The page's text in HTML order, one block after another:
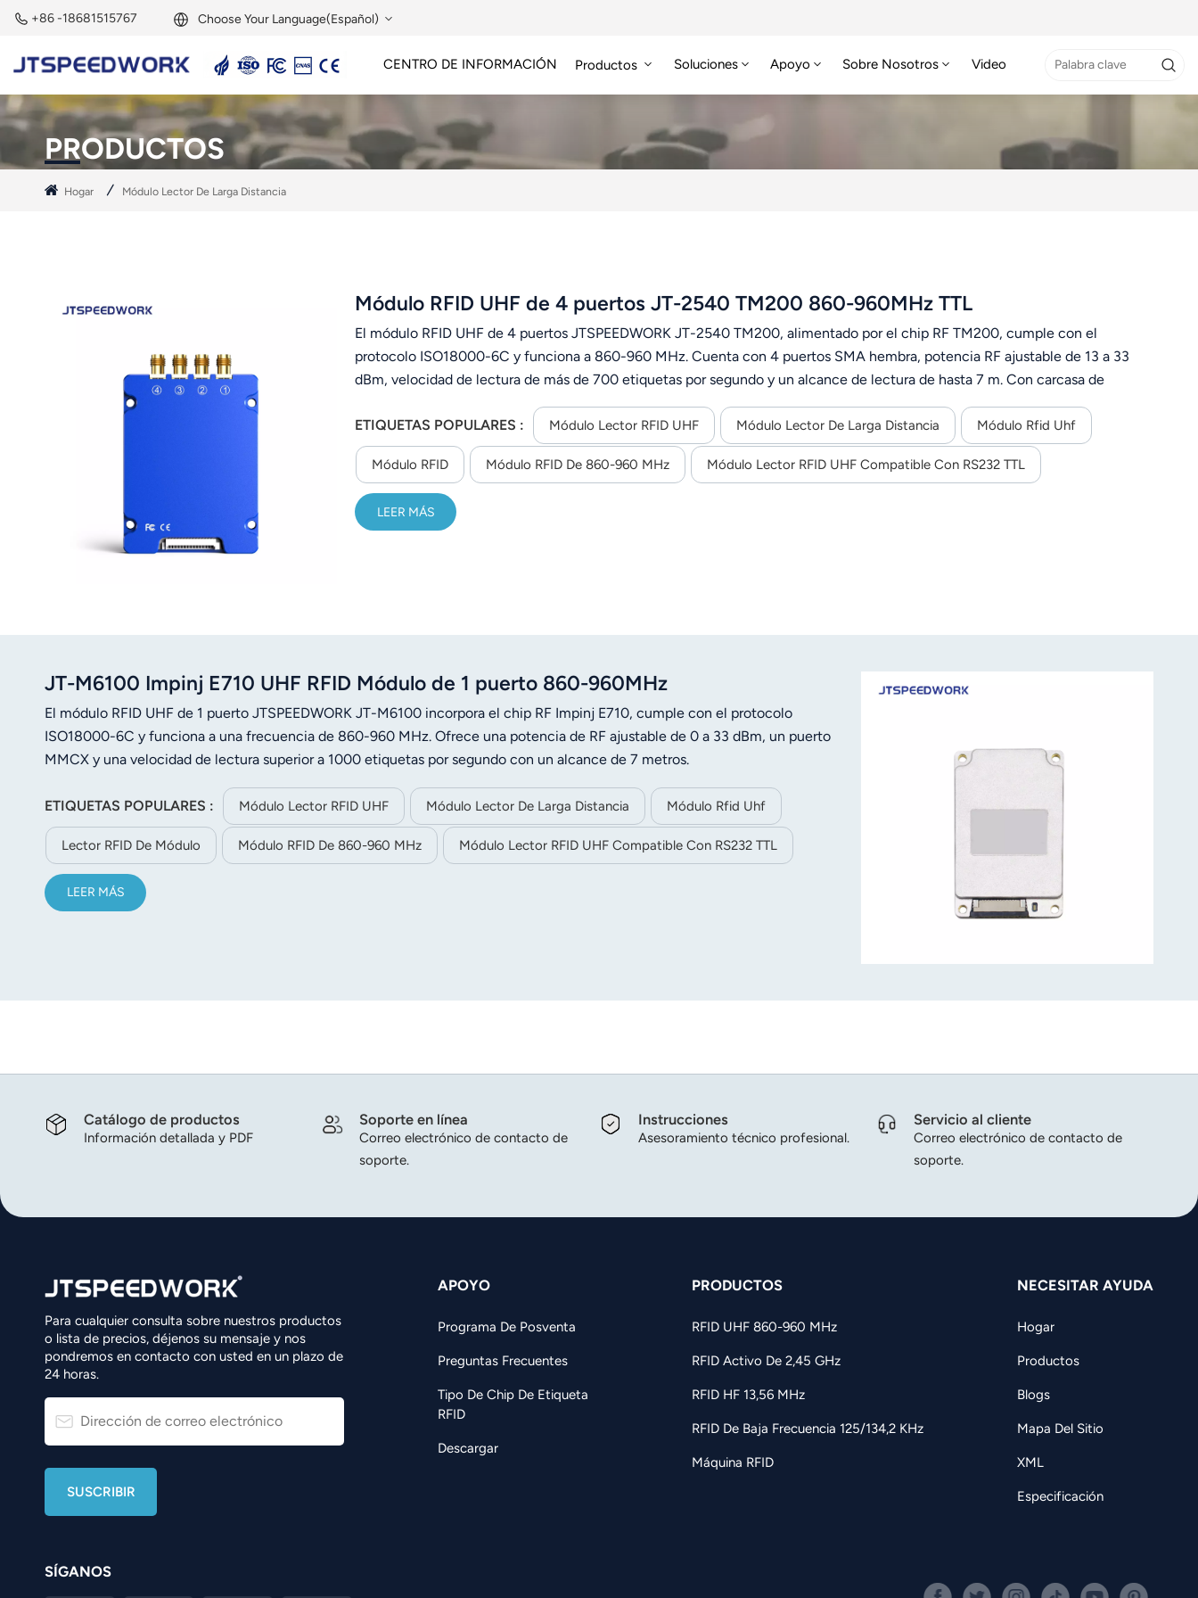
+86 -18681515767 Choose Your Language(Español)
English
Français
Deutsch
แบบไทย
Tiếng Việt
norsk
CENTRO DE INFORMACIÓN Productos Soluciones Apoyo Sobre Nosotros Video
PRODUCTOS
Hogar Módulo Lector De Larga Distancia
Módulo RFID UHF de 4 puertos JT-2540 TM200 860-960MHz TTL
El módulo RFID UHF de 4 puertos JTSPEEDWORK JT-2540 TM200, alimentado por el chip RF TM200, cumple con el
protocolo ISO18000-6C y funciona a 860-960 MHz. Cuenta con 4 puertos SMA hembra, potencia RF ajustable de 13 a 33
dBm, velocidad de lectura de más de 700 etiquetas por segundo y un alcance de lectura de hasta 7 m. Con carcasa de
para entornos industriales.
ETIQUETAS POPULARES : Módulo Lector RFID UHF Módulo Lector De Larga Distancia Módulo Rfid Uhf
Módulo RFID Módulo RFID De 860-960 MHz Módulo Lector RFID UHF Compatible Con RS232 TTL
LEER MÁS
JT-M6100 Impinj E710 UHF RFID Módulo de 1 puerto 860-960MHz
El módulo RFID UHF de 1 puerto JTSPEEDWORK JT-M6100 incorpora el chip RF Impinj E710, cumple con el protocolo
ISO18000-6C y funciona a una frecuencia de 860-960 MHz. Ofrece una potencia de RF ajustable de 0 a 33 dBm, un puerto
MMCX y una velocidad de lectura superior a 1000 etiquetas por segundo con un alcance de 7 metros.
ETIQUETAS POPULARES : Módulo Lector RFID UHF Módulo Lector De Larga Distancia Módulo Rfid Uhf
Lector RFID De Módulo Módulo RFID De 860-960 MHz Módulo Lector RFID UHF Compatible Con RS232 TTL
LEER MÁS
Catálogo de productos
Información detallada y PDF
Soporte en línea
Correo electrónico de contacto de
soporte.
Instrucciones
Asesoramiento técnico profesional.
Servicio al cliente
Correo electrónico de contacto de
soporte.
Para cualquier consulta sobre nuestros productos
o lista de precios, déjenos su mensaje y nos
pondremos en contacto con usted en un plazo de
24 horas.
APOYO
Programa De Posventa
Preguntas Frecuentes
Tipo De Chip De Etiqueta
RFID
Descargar
PRODUCTOS
RFID UHF 860-960 MHz
RFID Activo De 2,45 GHz
RFID HF 13,56 MHz
RFID De Baja Frecuencia 125/134,2 KHz
Máquina RFID
NECESITAR AYUDA
Hogar
Productos
Blogs
Mapa Del Sitio
XML
Especificación
SÍGANOS